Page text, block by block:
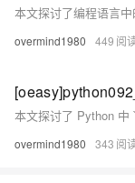
overmind1980 449
overmind1980 343